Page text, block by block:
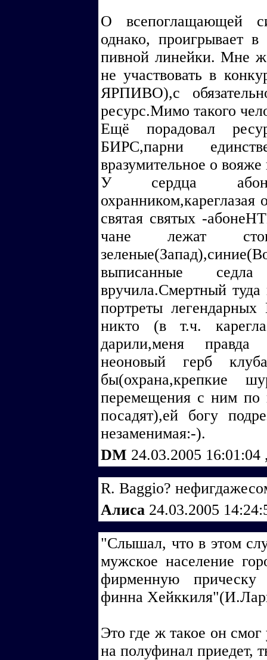
О всепоглащающей
однако, проигрывает
пивной линейки. Мне
не участвовать в
ЯРПИВО),с
ресурс.Мимо такого
Ещё порадовал
БИРС,парни
вразумительное о
У сердца
святая святых -
чане лежат
выписанные
вручила.Смертный туда
портреты
никто (в т.ч.
дарили,меня правда
неоновый герб
бы(охрана,крепкие
перемещения с ним по
посадят),ей богу
незаменимая:-).
DM 24.03.2005 16:01:04
R. Baggio?
Алиса 24.03.2005
"Слышал, что в этом
мужское население
фирменную прическу
финна
Это где ж такое он
на полуфинал приедет,